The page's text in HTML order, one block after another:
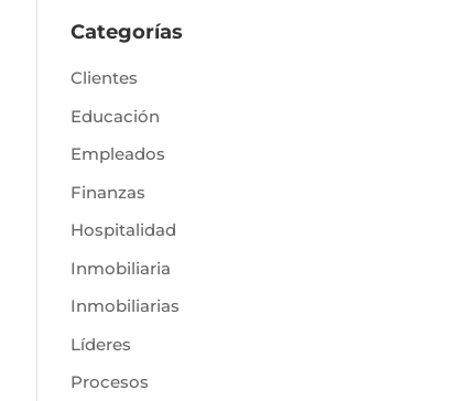
Categorías
Clientes
Educación
Empleados
Finanzas
Hospitalidad
Inmobiliaria
Inmobiliarias
Líderes
Procesos